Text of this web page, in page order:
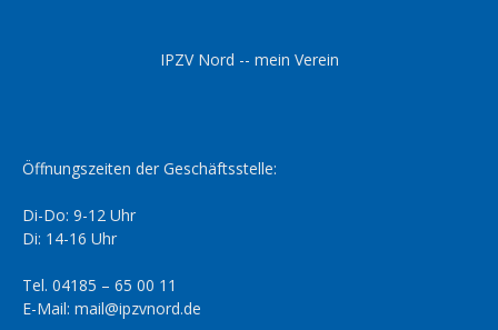
IPZV Nord -- mein Verein
Öffnungszeiten der Geschäftsstelle:
Di-Do: 9-12 Uhr
Di: 14-16 Uhr
Tel. 04185 – 65 00 11
E-Mail: mail@ipzvnord.de